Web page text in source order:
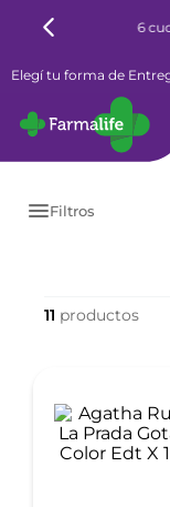
6
Elegí tu forma de
Filtros
11